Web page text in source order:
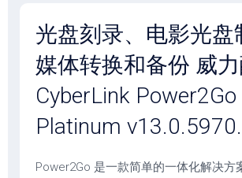
光盘刻录、电影光盘
媒体转换和备份 威
CyberLink Power2Go
Platinum
Power2Go 是一款简单的一体化解决方